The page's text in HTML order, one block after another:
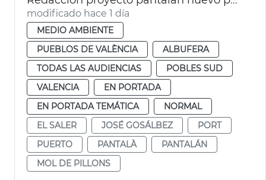
modificado hace 1 día
MEDIO AMBIENTE
PUEBLOS DE VALÈNCIA
ALBUFERA
TODAS LAS AUDIENCIAS
POBLES SUD
VALENCIA
EN PORTADA
EN PORTADA TEMÁTICA
NORMAL
EL SALER
JOSÉ GOSÁLBEZ
PORT
PUERTO
PANTALÀ
PANTALÁN
MOL DE PILLONS